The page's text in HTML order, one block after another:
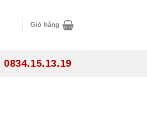
Giỏ hàng
0834.15.13.19